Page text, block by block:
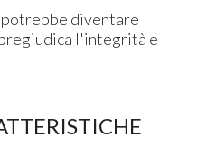
diventare
l'integrità e